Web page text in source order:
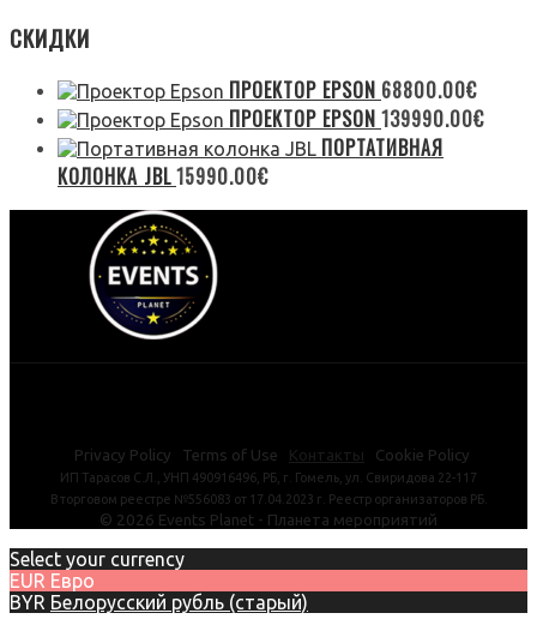
СКИДКИ
ПРОЕКТОР EPSON 68800.00€
ПРОЕКТОР EPSON 139990.00€
ПОРТАТИВНАЯ
КОЛОНКА JBL15990.00€
Privacy Policy Terms of Use Контакты Cookie Policy
ИП Тарасов С.Л., УНП 490916496, РБ, г. Гомель, ул. Свиридова 22-117
В торговом реестре №556083 от 17.04.2023 г. Реестр организаторов РБ.
© 2026 Events Planet - Планета мероприятий
Select your currency
EUR Евро
BYR Белорусский рубль (старый)